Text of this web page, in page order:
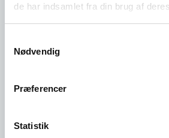
de har indsamlet fra din brug af
Nødvendig
Præferencer
Statistik
Det er gratis at